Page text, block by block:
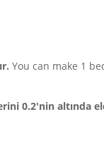
You can make 1
0.2'nin altında